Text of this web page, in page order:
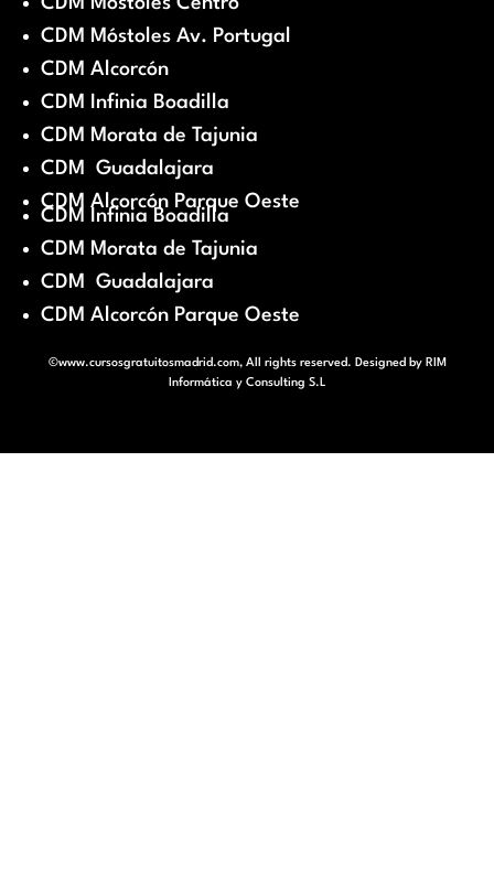
CDM Móstoles Av. Portugal
CDM Alcorcón
CDM Infinia Boadilla
CDM Morata de Tajunia
CDM Guadalajara
CDM Alcorcón Parque Oeste
CDM Infinia Boadilla
CDM Morata de Tajunia
CDM Guadalajara
CDM Alcorcón Parque Oeste
©www.cursosgratuitosmadrid.com, All rights reserved. Designed by RIM
Informática y Consulting S.L